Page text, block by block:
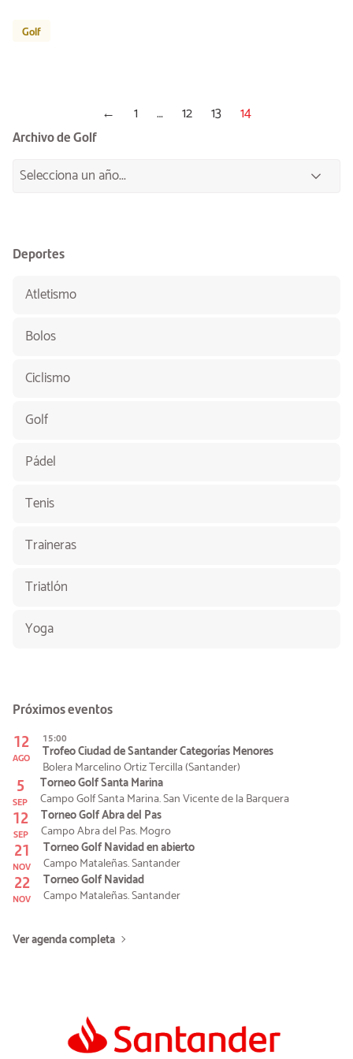
Golf
← 1 … 12 13 14
Archivo de Golf
Deportes
Atletismo
Bolos
Ciclismo
Golf
Pádel
Tenis
Traineras
Triatlón
Yoga
Próximos eventos
12
AGO
15:00
Trofeo Ciudad de Santander Categorías Menores
Bolera Marcelino Ortiz Tercilla (Santander)
5
SEP
Torneo Golf Santa Marina
Campo Golf Santa Marina. San Vicente de la Barquera
12
SEP
Torneo Golf Abra del Pas
Campo Abra del Pas. Mogro
21
NOV
Torneo Golf Navidad en abierto
Campo Mataleñas. Santander
22
NOV
Torneo Golf Navidad
Campo Mataleñas. Santander
Ver agenda completa